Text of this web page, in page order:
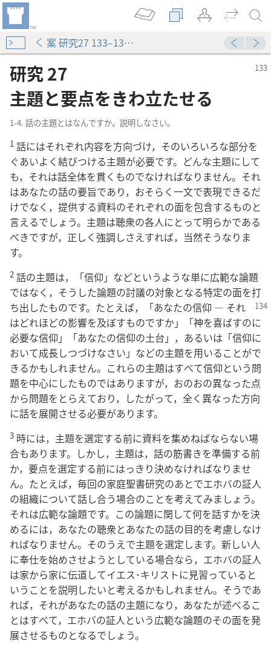
案 研究27 133–138ページ
研究 27
主題と要点をきわ立たせる
1-4. 話の主題とはなんですか。説明しなさい。
1 話にはそれぞれ内容を方向づけ，そのいろいろな部分を
ぐあいよく結びつける主題が必要です。どんな主題にして
も，それは話全体を貫くものでなければなりません。それ
はあなたの話の要旨であり，おそらく一文で表現できるだ
けでなく，提供する資料のそれぞれの面を包含するものと
言えるでしょう。主題は聴衆の各人にとって明らかである
べきですが，正しく強調しさえすれば，当然そうなりま
す。
2 話の主題は，「信仰」などというような単に広範な論題
ではなく，そうした論題の討議の対象となる特定の面を打
ち出したものです。たとえば，
「あなたの信仰 ― それ
はどれほどの影響を及ぼすものですか」「神を喜ばすのに
必要な信仰」「あなたの信仰の土台」，あるいは「信仰に
おいて成長しつづけなさい」などの主題を用いることがで
きるかもしれません。これらの主題はすべて信仰という問
題を中心にしたものではありますが，おのおの異なった点
から問題をとらえており，したがって，全く異なった方向
に話を展開させる必要があります。
3 時には，主題を選定する前に資料を集めねばならない場
合もあります。しかし，主題は，話の筋書きを準備する前
か，要点を選定する前にはっきり決めなければなりませ
ん。たとえば，毎回の家庭聖書研究のあとでエホバの証人
の組織について話し合う場合のことを考えてみましょう。
それは広範な論題です。この論題に関して何を話すかを決
めるには，あなたの聴衆とあなたの話の目的を考慮しなけ
ればなりません。そのうえで主題を選定します。新しい人
に奉仕を始めさせようとしている場合なら，エホバの証人
は家から家に伝道してイエス･キリストに見習っていると
いうことを説明したいと考えるかもしれません。そうであ
れば，それがあなたの話の主題になり，あなたが述べるこ
とはすべて，エホバの証人という広範な論題のその面を発
展させるものとなるでしょう。